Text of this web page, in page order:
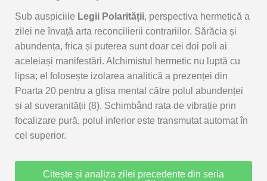
Sub auspiciile Legii Polarității, perspectiva hermetică a
zilei ne învață arta reconcilierii contrariilor. Sărăcia și
abundența, frica și puterea sunt doar cei doi poli ai
aceleiași manifestări. Alchimistul hermetic nu luptă cu
lipsa; el folosește izolarea analitică a prezenței din
Poarta 20 pentru a glisa mental către polul abundenței
și al suveranității (8). Schimbând rata de vibrație prin
focalizare pură, polul inferior este transmutat automat în
cel superior.
Citește și analiza zilei precedente din seria